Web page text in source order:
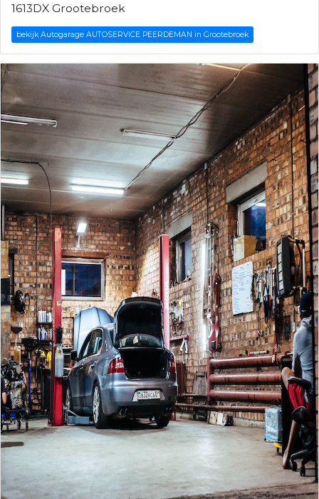
1613DX Grootebroek
bekijk Autogarage AUTOSERVICE PEERDEMAN in Grootebroek